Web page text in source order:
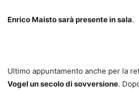
Enrico Maisto sarà presente in sala.
Ultimo appuntamento anche per la
Vogel un secolo di sovversione.